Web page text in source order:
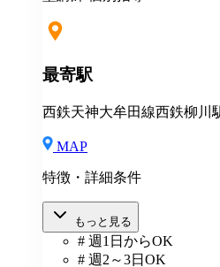
最寄駅
西鉄天神大牟田線西鉄柳川
MAP
特徴・詳細条件
もっと見る
# 週1日からOK
# 週2～3日OK